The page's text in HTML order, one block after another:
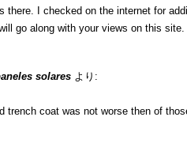
there. I checked on the internet for
go along with your views on this site.
solares より:
trench coat was not worse then of